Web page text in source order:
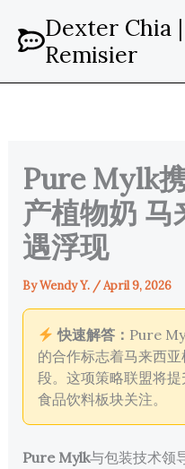
content
Dexter Chia
Remisier
Pure Mylk
产植物奶 马
遇浮现
ByWendy Y. /April 9, 2026
快速解答： Pure
的合作标志着马来西
段。这项策略联盟将
食品饮料板块关注。
Pure Mylk与包装技术领